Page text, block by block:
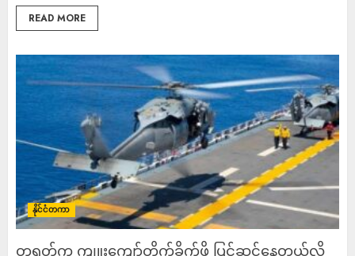
READ MORE
နိုင်ငံတကာ
တရုတ်က ကျူးကျော်တိုက်ခိုက်ဖို့ ပြင်ဆင်နေတယ်လို့